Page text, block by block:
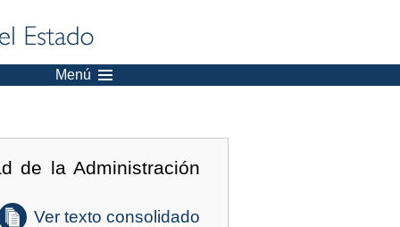
Menú
de la Administración
Ver texto consolidado